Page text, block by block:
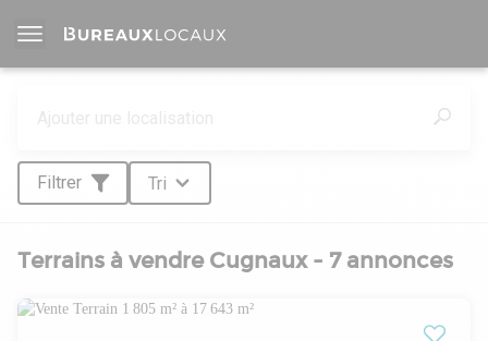
Filtrer Tri
Terrains à vendre Cugnaux - 7 annonces